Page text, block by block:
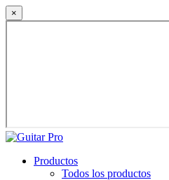
×
Productos
Todos los productos